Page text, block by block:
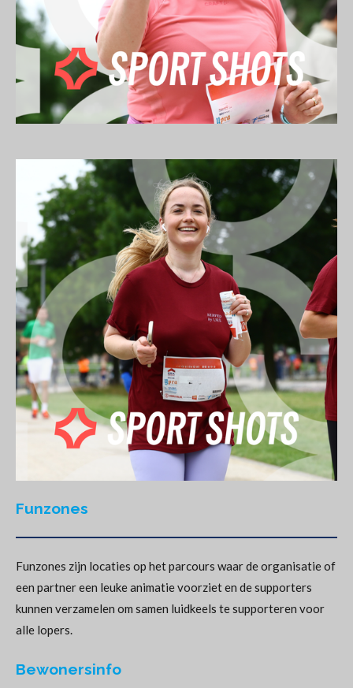
Funzones
Funzones zijn locaties op het parcours waar de organisatie of
een partner een leuke animatie voorziet en de supporters
kunnen verzamelen om samen luidkeels te supporteren voor
alle lopers.
Bewonersinfo